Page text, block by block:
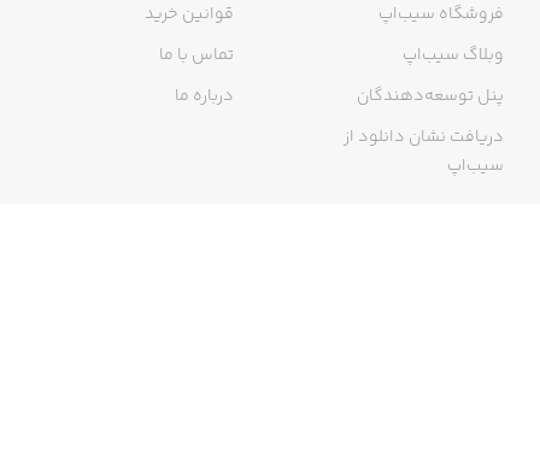
فروشگاه سیب‌اپ
وبلاگ سیب‌اپ
پنل توسعه‌دهندگان
دریافت نشان دانلود از
سیب‌اپ
قوانین خرید
تماس با ما
درباره ما